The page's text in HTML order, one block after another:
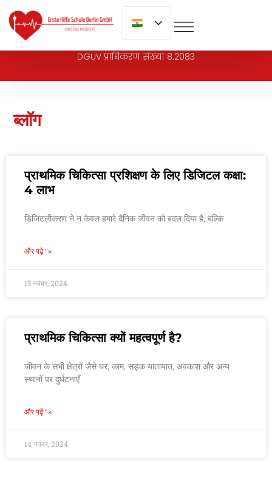
जाएं
DGUV प्राधिकरण संख्या 8.2083
ब्लॉग
प्राथमिक चिकित्सा प्रशिक्षण के लिए डिजिटल कक्षा:
4 लाभ
डिजिटलीकरण ने न केवल हमारे दैनिक जीवन को बदल दिया है, बल्कि
और पढ़ें "»
15 नवंबर, 2024
प्राथमिक चिकित्सा क्यों महत्वपूर्ण है?
जीवन के सभी क्षेत्रों जैसे घर, काम, सड़क यातायात, अवकाश और अन्य
स्थानों पर दुर्घटनाएँ
और पढ़ें "»
14 नवंबर, 2024